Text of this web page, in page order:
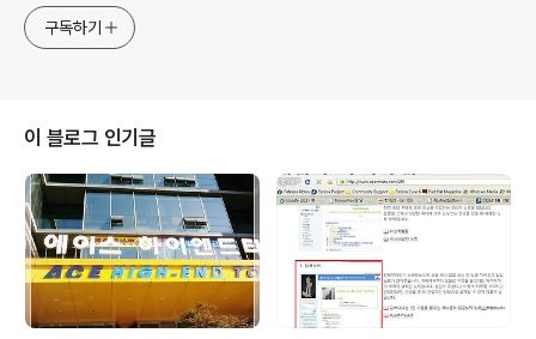
지켜봐주세요!! ^^
구독하기
이 블로그 인기글